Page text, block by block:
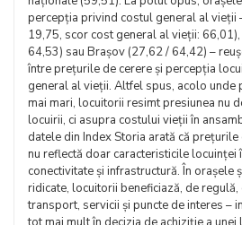
percepția privind costul general al vieții
19,75, scor cost general al vieții:
64,53) sau Brașov (27,62 / 64,42) –
între prețurile de cerere și percepția
general al vieții. Altfel spus, acolo unde
mai mari, locuitorii resimt presiunea nu
locuirii, ci asupra costului vieții în
datele din Index Storia arată că
nu reflectă doar caracteristicile locuinței
conectivitate și infrastructură. În orașele
ridicate, locuitorii beneficiază, de regulă,
transport, servicii și puncte de interes –